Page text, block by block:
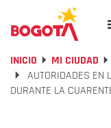
INICIO MI CIUDAD
AUTORIDADES EN
DURANTE LA